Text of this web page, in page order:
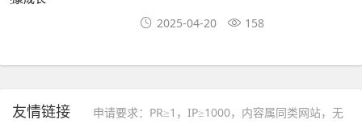
2025-04-20 158
友情链接
申请要求：PR≥1，IP≥1000，内容属同类网站，无